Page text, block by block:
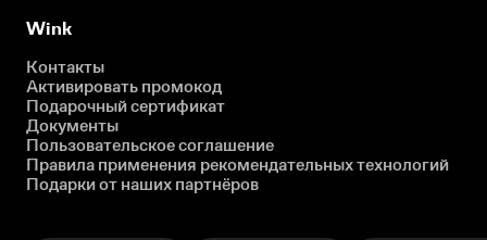
Wink
Контакты
Активировать промокод
Подарочный сертификат
Документы
Пользовательское соглашение
Правила применения рекомендательных технологий
Подарки от наших партнёров